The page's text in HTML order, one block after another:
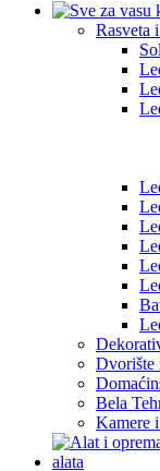
Rasveta
Dvorište
Bela
Kamere